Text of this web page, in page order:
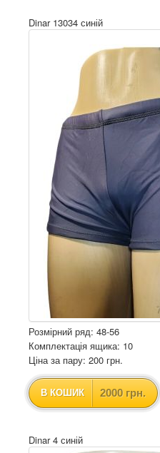
Dinar 13034 синій
Розмірний ряд: 48-56
Комплектація ящика: 10
Ціна за пару: 200 грн.
В КОШИК 2000 грн.
Dinar 4 синій